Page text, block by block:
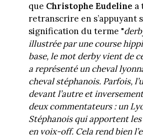
que Christophe Eudeline a
retranscrire en s’appuyant
signification du terme "
illustrée par une course
base, le mot derby vient de
a représenté un cheval
cheval stéphanois. Parfois,
devant l’autre et
deux commentateurs : un
Stéphanois qui apportent
en voix-off. Cela rend bien